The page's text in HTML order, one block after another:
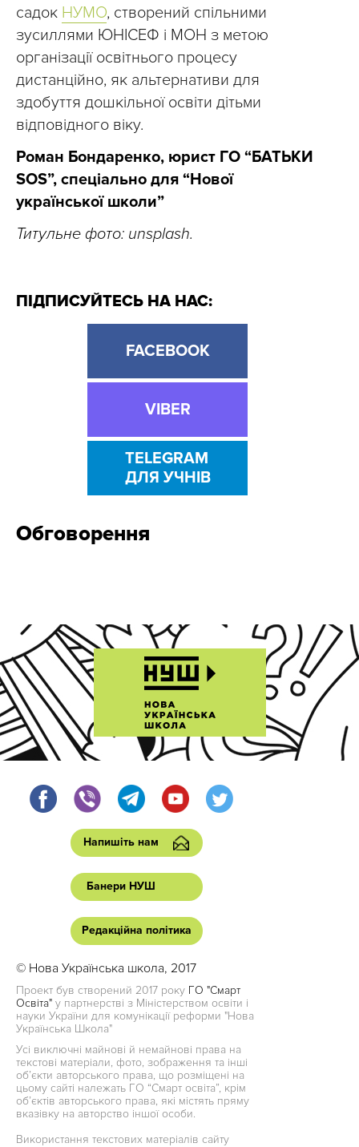
садок НУМО, створений спільними
зусиллями ЮНІСЕФ і МОН з метою
організації освітнього процесу
дистанційно, як альтернативи для
здобуття дошкільної освіти дітьми
відповідного віку.
Роман Бондаренко, юрист ГО “БАТЬКИ
SOS”, спеціально для “Нової
української школи”
Титульне фото: unsplash.
ПІДПИСУЙТЕСЬ НА НАС:
FACEBOOK
VIBER
TELEGRAM
ДЛЯ УЧНІВ
Обговорення
Напишіть нам
Банери НУШ
Редакційна політика
© Нова Українська школа, 2017
Проект був створений 2017 року ГО "Смарт
Освіта" у партнерстві з Міністерством освіти і
науки України для комунікації реформи "Нова
Українська Школа"
Усі виключні майнові й немайнові права на
текстові матеріали, фото, зображення та інші
об’єкти авторського права, що розміщені на
цьому сайті належать ГО “Смарт освіта”, крім
об’єктів авторського права, які містять пряму
вказівку на авторство іншої особи.
Використання текстових матеріалів сайту